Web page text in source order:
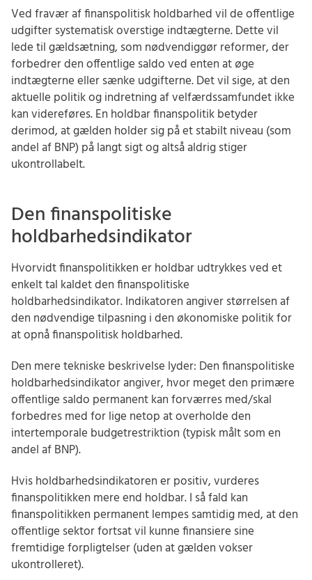
Ved fravær af finanspolitisk holdbarhed vil de offentlige
udgifter systematisk overstige indtægterne. Dette vil
lede til gældsætning, som nødvendiggør reformer, der
forbedrer den offentlige saldo ved enten at øge
indtægterne eller sænke udgifterne. Det vil sige, at den
aktuelle politik og indretning af velfærdssamfundet ikke
kan videreføres. En holdbar finanspolitik betyder
derimod, at gælden holder sig på et stabilt niveau (som
andel af BNP) på langt sigt og altså aldrig stiger
ukontrollabelt.
Den finanspolitiske
holdbarhedsindikator
Hvorvidt finanspolitikken er holdbar udtrykkes ved et
enkelt tal kaldet den finanspolitiske
holdbarhedsindikator. Indikatoren angiver størrelsen af
den nødvendige tilpasning i den økonomiske politik for
at opnå finanspolitisk holdbarhed.
Den mere tekniske beskrivelse lyder: Den finanspolitiske
holdbarhedsindikator angiver, hvor meget den primære
offentlige saldo permanent kan forværres med/skal
forbedres med for lige netop at overholde den
intertemporale budgetrestriktion (typisk målt som en
andel af BNP).
Hvis holdbarhedsindikatoren er positiv, vurderes
finanspolitikken mere end holdbar. I så fald kan
finanspolitikken permanent lempes samtidig med, at den
offentlige sektor fortsat vil kunne finansiere sine
fremtidige forpligtelser (uden at gælden vokser
ukontrolleret).